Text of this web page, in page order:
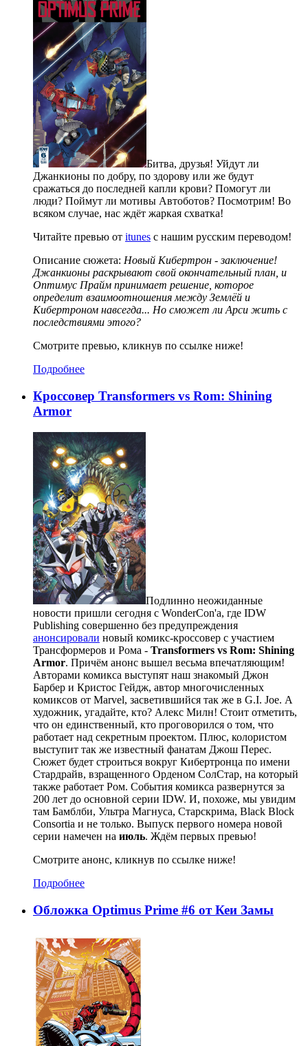
Битва, друзья! Уйдут ли
Джанкионы по добру, по здорову или же будут
сражаться до последней капли крови? Помогут ли
люди? Поймут ли мотивы Автоботов? Посмотрим! Во
всяком случае, нас ждёт жаркая схватка!
Читайте превью от itunes с нашим русским переводом!
Описание сюжета: Новый Кибертрон - заключение!
Джанкионы раскрывают свой окончательный план, и
Оптимус Прайм принимает решение, которое
определит взаимоотношения между Землёй и
Кибертроном навсегда... Но сможет ли Арси жить с
последствиями этого?
Смотрите превью, кликнув по ссылке ниже!
Подробнее
Кроссовер Transformers vs Rom: Shining
Armor
Подлинно неожиданные
новости пришли сегодня с WonderCon'а, где IDW
Publishing совершенно без предупреждения
анонсировали новый комикс-кроссовер с участием
Трансформеров и Рома - Transformers vs Rom: Shining
Armor. Причём анонс вышел весьма впечатляющим!
Авторами комикса выступят наш знакомый Джон
Барбер и Кристос Гейдж, автор многочисленных
комиксов от Marvel, засветившийся так же в G.I. Joe. А
художник, угадайте, кто? Алекс Милн! Стоит отметить,
что он единственный, кто проговорился о том, что
работает над секретным проектом. Плюс, колористом
выступит так же известный фанатам Джош Перес.
Сюжет будет строиться вокруг Кибертронца по имени
Стардрайв, взращенного Орденом СолСтар, на который
также работает Ром. События комикса развернутся за
200 лет до основной серии IDW. И, похоже, мы увидим
там Бамблби, Ультра Магнуса, Старскрима, Black Block
Consortia и не только. Выпуск первого номера новой
серии намечен на июль. Ждём первых превью!
Смотрите анонс, кликнув по ссылке ниже!
Подробнее
Обложка Optimus Prime #6 от Кеи Замы